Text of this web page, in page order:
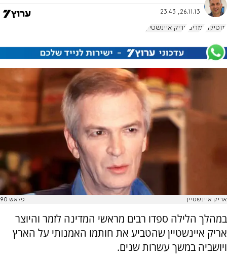
26.11.13, 23:43
מוסיקה זמרים אריק איינשטיין
אריק איינשטיין פלאש 90
במהלך הלילה ספדו רבים מראשי המדינה לזמר והיוצר
אריק איינשטיין שהטביע את חותמו האמנותי על הארץ
ויושביה במשך עשרות שנים.